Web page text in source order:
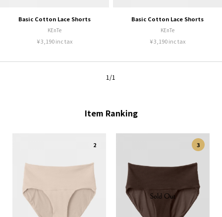
Basic Cotton Lace Shorts
KEnTe
¥ 3,190 inc tax
Basic Cotton Lace Shorts
KEnTe
¥ 3,190 inc tax
1/1
Item Ranking
3 4